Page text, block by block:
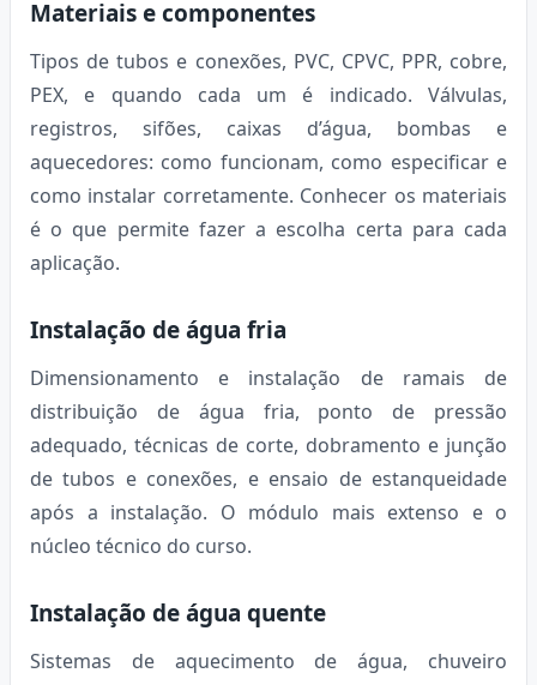
Materiais e componentes
Tipos de tubos e conexões, PVC, CPVC, PPR, cobre,
PEX, e quando cada um é indicado. Válvulas,
registros, sifões, caixas d’água, bombas e
aquecedores: como funcionam, como especificar e
como instalar corretamente. Conhecer os materiais
é o que permite fazer a escolha certa para cada
aplicação.
Instalação de água fria
Dimensionamento e instalação de ramais de
distribuição de água fria, ponto de pressão
adequado, técnicas de corte, dobramento e junção
de tubos e conexões, e ensaio de estanqueidade
após a instalação. O módulo mais extenso e o
núcleo técnico do curso.
Instalação de água quente
Sistemas de aquecimento de água, chuveiro